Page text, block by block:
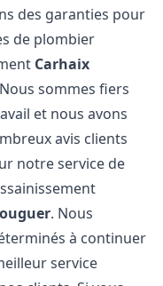
des garanties pour
de plombier
Carhaix
sommes fiers
et nous avons
avis clients
notre service de
. Nous
à continuer
service